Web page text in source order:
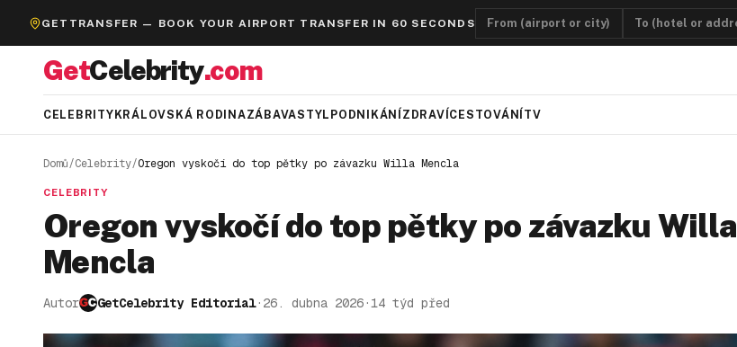
GETTRANSFER — BOOK YOUR AIRPORT TRANSFER IN 60 SECONDS
GetCelebrity.com
CELEBRITY KRÁLOVSKÁ RODINAZÁBAVASTYL PODNIKÁNÍ ZDRAVÍ CESTOVÁNÍ TV
Domů/Celebrity/Oregon vyskočí do top pětky po závazku Willa Mencla
CELEBRITY
Oregon vyskočí do top pětky po závazku Willa
Mencla
Autor GetCelebrity Editorial· 26. dubna 2026·14 týd před